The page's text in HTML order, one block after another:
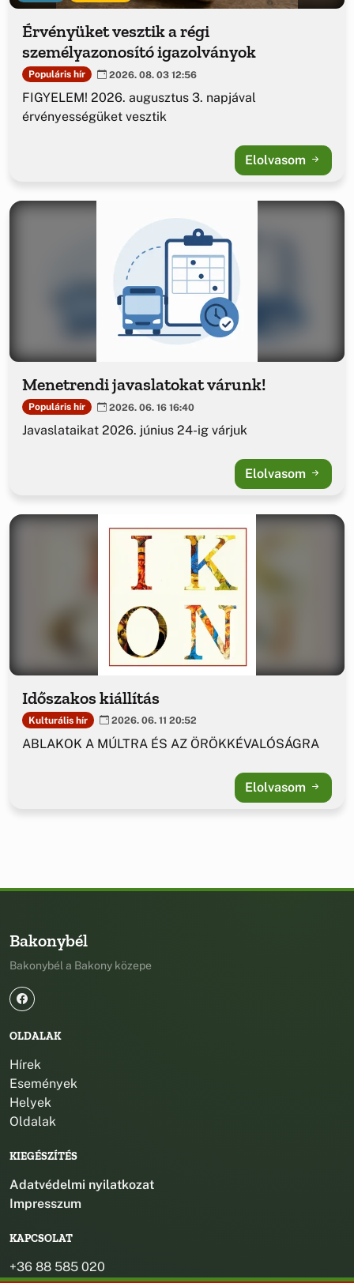
Érvényüket vesztik a régi
személyazonosító igazolványok
Populáris hír 2026. 08. 03 12:56
FIGYELEM! 2026. augusztus 3. napjával
érvényességüket vesztik
Elolvasom
Menetrendi javaslatokat várunk!
Populáris hír 2026. 06. 16 16:40
Javaslataikat 2026. június 24-ig várjuk
Elolvasom
Időszakos kiállítás
Kulturális hír 2026. 06. 11 20:52
ABLAKOK A MÚLTRA ÉS AZ ÖRÖKKÉVALÓSÁGRA
Elolvasom
Bakonybél
Bakonybél a Bakony közepe
OLDALAK
Hírek
Események
Helyek
Oldalak
KIEGÉSZÍTÉS
Adatvédelmi nyilatkozat
Impresszum
KAPCSOLAT
+36 88 585 020